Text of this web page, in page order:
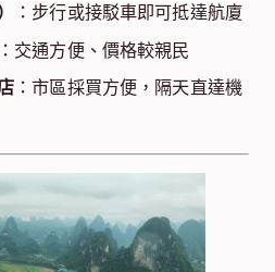
：步行或接駁車即可抵達航廈
交通方便、價格較親民
：市區採買方便，隔天直達機